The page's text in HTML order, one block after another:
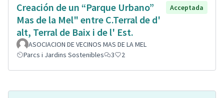
Creación de un “Parque Urbano”
Mas de la Mel" entre C.Terral de d'
alt, Terral de Baix i de l' Est.
Acceptada
ASOCIACION DE VECINOS MAS DE LA MEL
Parcs i Jardins Sostenibles
3 2